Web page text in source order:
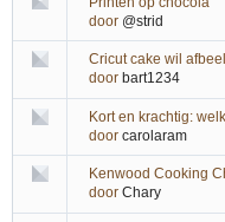
door @strid
Cricut cake wil
door bart1234
Kort en krachtig:
door carolaram
Kenwood Cooking
door Chary